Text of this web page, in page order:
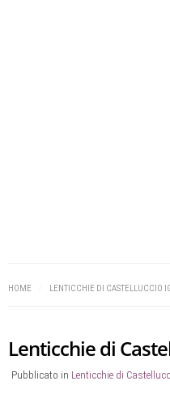
HOME LENTICCHIE DI CASTELLUCCIO
Lenticchie di
Pubblicato in Lenticchie di